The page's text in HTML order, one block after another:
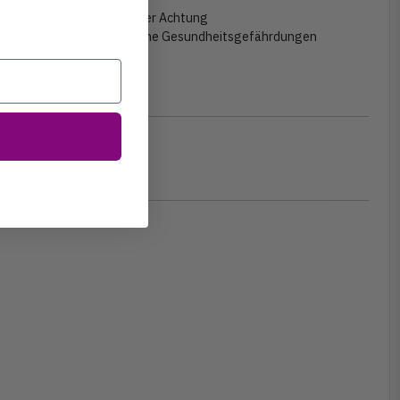
Gefahr oder Achtung
Systemische Gesundheitsgefährdungen